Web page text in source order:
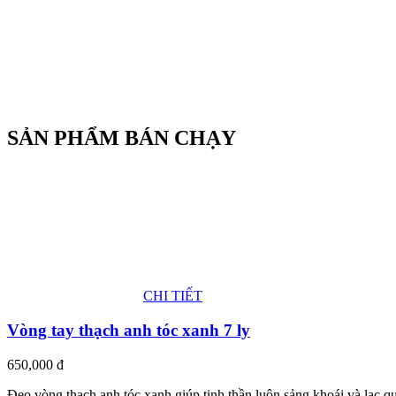
SẢN PHẨM BÁN CHẠY
CHI TIẾT
Vòng tay thạch anh tóc xanh 7 ly
650,000 đ